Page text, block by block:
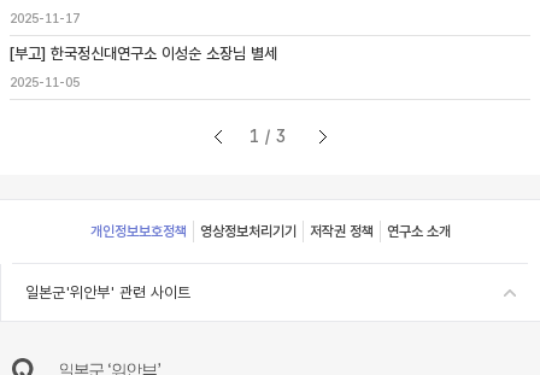
2025-11-17
[부고] 한국정신대연구소 이성순 소장님 별세
2025-11-05
1/3
Footer
개인정보보호정책 영상정보처리기기 저작권 정책 연구소 소개
일본군'위안부' 관련 사이트